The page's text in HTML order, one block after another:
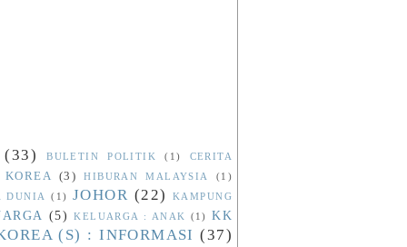
(33) BULETIN POLITIK (1)
CERITA
KOREA (3) HIBURAN MALAYSIA (1)
DUNIA (1) JOHOR (22)
KAMPUNG
(5) KELUARGA : ANAK (1)
KK
(S) : INFORMASI (37)